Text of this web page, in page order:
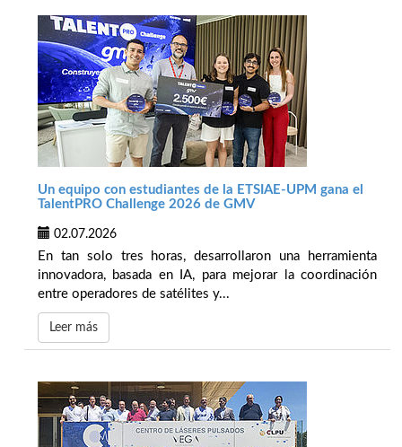
Un equipo con estudiantes de la ETSIAE-UPM gana el
TalentPRO Challenge 2026 de GMV
02.07.2026
En tan solo tres horas, desarrollaron una herramienta
innovadora, basada en IA, para mejorar la coordinación
entre operadores de satélites y...
Leer más